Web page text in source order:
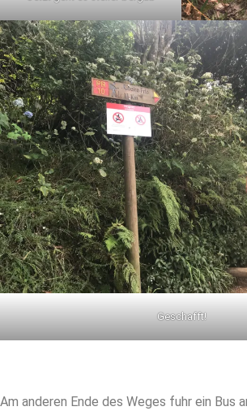
Geschafft!
Am anderen Ende des Weges fuhr ein Bus